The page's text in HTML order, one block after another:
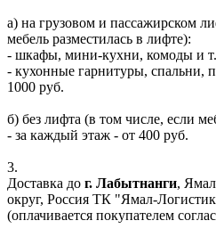
а) на грузовом и пассажирском
мебель разместилась в лифте):
- шкафы, мини-кухни, комоды и
- кухонные гарнитуры, спальни,
1000 руб.
б) без лифта (в том числе, если
- за каждый этаж - от 400 руб.
3.
Доставка до г. Лабытнанги,
округ, Россия ТК "Ямал-
(оплачивается покупателем